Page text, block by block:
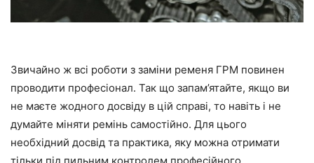
Звичайно ж всі роботи з заміни ременя ГРМ повинен
проводити професіонал. Так що запам’ятайте, якщо ви
не маєте жодного досвіду в цій справі, то навіть і не
думайте міняти ремінь самостійно. Для цього
необхідний досвід та практика, яку можна отримати